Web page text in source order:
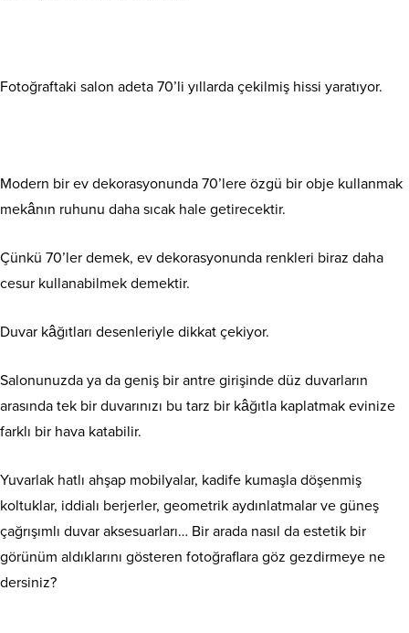
Fotoğraftaki salon adeta 70’li yıllarda çekilmiş hissi yaratıyor.
Modern bir ev dekorasyonunda 70’lere özgü bir obje kullanmak
mekânın ruhunu daha sıcak hale getirecektir.
Çünkü 70’ler demek, ev dekorasyonunda renkleri biraz daha
cesur kullanabilmek demektir.
Duvar kâğıtları desenleriyle dikkat çekiyor.
Salonunuzda ya da geniş bir antre girişinde düz duvarların
arasında tek bir duvarınızı bu tarz bir kâğıtla kaplatmak evinize
farklı bir hava katabilir.
Yuvarlak hatlı ahşap mobilyalar, kadife kumaşla döşenmiş
koltuklar, iddialı berjerler, geometrik aydınlatmalar ve güneş
çağrışımlı duvar aksesuarları… Bir arada nasıl da estetik bir
görünüm aldıklarını gösteren fotoğraflara göz gezdirmeye ne
dersiniz?